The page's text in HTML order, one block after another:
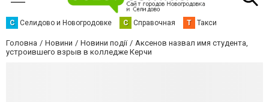
С Селидово и Новогродовке С Справочная Т Такси
Головна Новини Новини події
Аксенов назвал имя студента,
устроившего взрыв в колледже Керчи